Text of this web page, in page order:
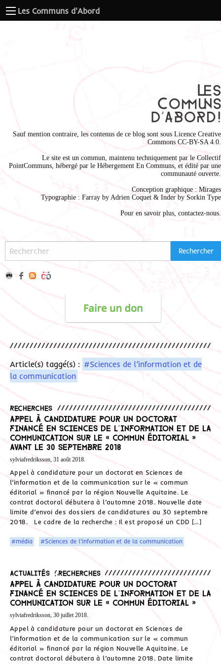
Les Communs d'Abord
Sauf mention contraire, les contenus de ce blog sont sous Licence Creative
Commons CC-BY-SA 4.0
Le site est un commun, maintenu techniquement par le Collectif
PointCommuns , hébergé par le Hébergement En Communs , et édité par une
communauté ouverte.
Conception graphique : Mirages
Typographie : Farray by Adrien Coquet & Inder by Sorkin Type
Pour en savoir plus, contactez-nous
Article(s) taggé(s) : #Sciences de l’information et de
la communication
Recherches
Appel à candidature pour un doctorat
financé en Sciences de l’information et de la
communication sur le « commun éditorial »
avant le 30 septembre 2018
sylviafredriksson, 31 août 2018.
Appel à candidature pour un doctorat en Sciences de
l’information et de la communication sur le « commun
éditorial » financé par la région Nouvelle Aquitaine. Le
contrat doctoral débutera à l’automne 2018. Nouvelle date
limite d’envoi des dossiers de candidatures au 30 septembre
2018. Le cadre de la recherche : Il est proposé un CDD […]
#média #Sciences de l'information et de la communication
Actualités ,Recherches
Appel à candidature pour un doctorat
financé en Sciences de l’information et de la
communication sur le « commun éditorial »
sylviafredriksson, 30 juillet 2018.
Appel à candidature pour un doctorat en Sciences de
l’information et de la communication sur le « commun
éditorial » financé par la région Nouvelle Aquitaine. Le
contrat doctoral débutera à l’automne 2018. Date limite